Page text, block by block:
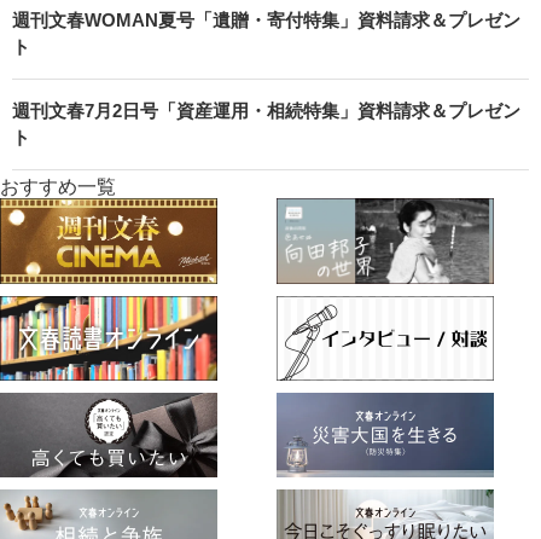
週刊文春WOMAN夏号「遺贈・寄付特集」資料請求＆プレゼン
ト
週刊文春7月2日号「資産運用・相続特集」資料請求＆プレゼン
ト
おすすめ一覧